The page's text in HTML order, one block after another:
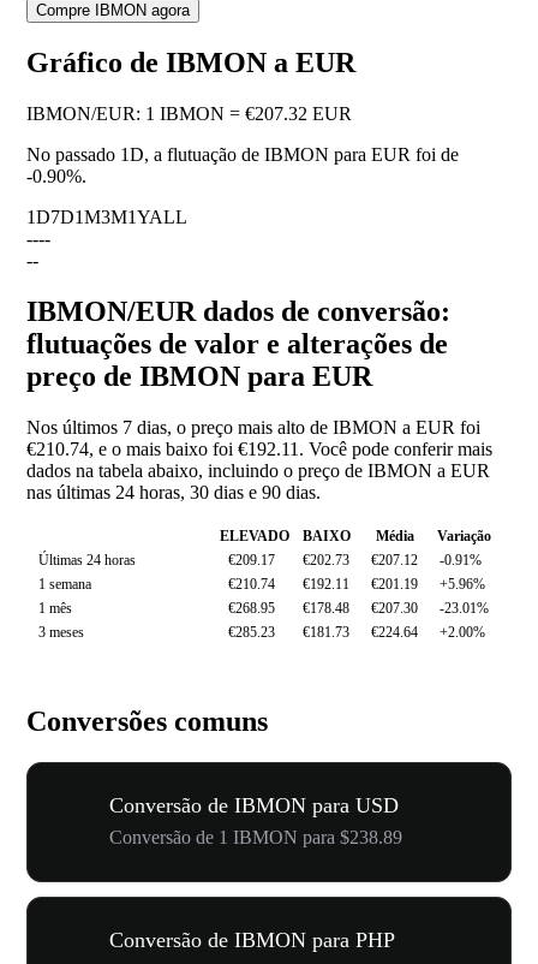
Compre IBMON agora
Gráfico de IBMON a EUR
IBMON/EUR: 1 IBMON = €207.32 EUR
No passado 1D, a flutuação de IBMON para EUR foi de
-0.90%.
1D7D1M3M1YALL
----
--
IBMON/EUR dados de conversão:
flutuações de valor e alterações de
preço de IBMON para EUR
Nos últimos 7 dias, o preço mais alto de IBMON a EUR foi
€210.74, e o mais baixo foi €192.11. Você pode conferir mais
dados na tabela abaixo, incluindo o preço de IBMON a EUR
nas últimas 24 horas, 30 dias e 90 dias.
ELEVADO BAIXO Média
Variação
Últimas 24 horas
€209.17 €202.73 €207.12
-0.91%
1 semana
€210.74 €192.11 €201.19
+5.96%
1 mês
€268.95 €178.48 €207.30
-23.01%
3 meses
€285.23 €181.73 €224.64 +2.00%
Conversões comuns
Conversão de IBMON para USD
Conversão de 1 IBMON para $238.89
Conversão de IBMON para PHP